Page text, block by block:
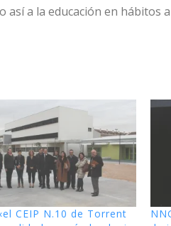
a la educación en hábitos
CEIP N.10 de Torrent